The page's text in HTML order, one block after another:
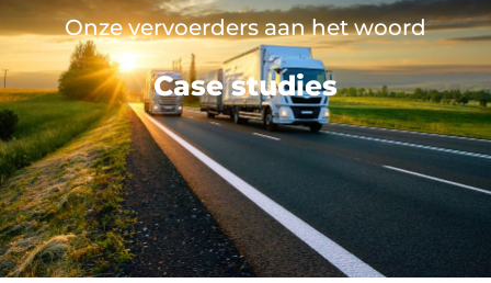
Onze vervoerders aan het woord
Case studies